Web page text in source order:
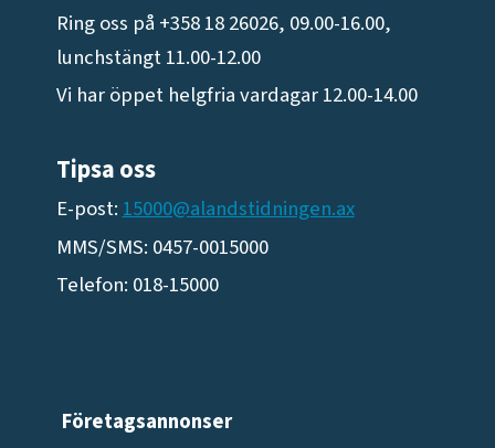
Ring oss på +358 18 26026, 09.00-16.00,
lunchstängt 11.00-12.00
Vi har öppet helgfria vardagar 12.00-14.00
Tipsa oss
E-post: 15000@alandstidningen.ax
MMS/SMS: 0457-0015000
Telefon: 018-15000
Företagsannonser